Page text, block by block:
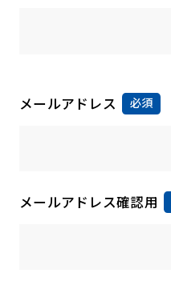
メールアドレス 必須
メールアドレス確認用